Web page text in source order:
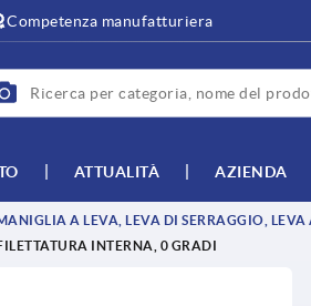
Competenza manufatturiera
ATTUALITÀ AZIENDA
A LEVA, LEVA DI SERRAGGIO,
INTERNA, 0 GRADI